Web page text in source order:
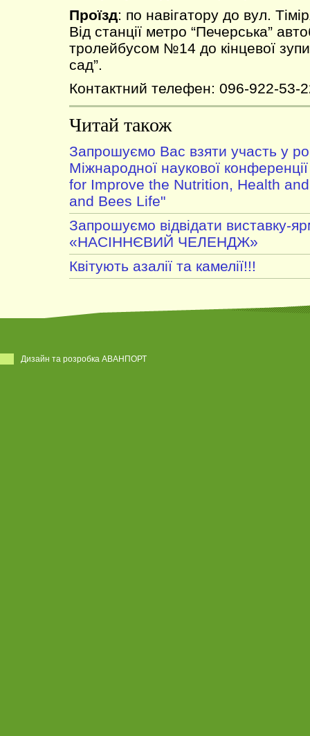
Проїзд: по навігатору до вул.
Від станції метро “Печерська”
тролейбусом №14 до кінцевої
сад”.
Контактний телефен: 096-922-53-
Читай також
Запрошуємо Вас взяти участь у
Міжнародної наукової
for Improve the Nutrition, Health
and Bees Life"
Запрошуємо відвідати виставку-
«НАСІННЄВИЙ ЧЕЛЕНДЖ»
Квітують азалії та камелії!!!
Дизайн та розробка АВАНПОРТ